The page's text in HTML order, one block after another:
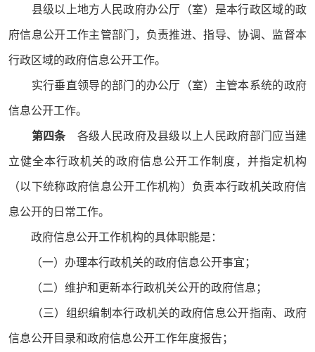
县级以上地方人民政府办公厅（室）是本行政区域的政
府信息公开工作主管部门，负责推进、指导、协调、监督本
行政区域的政府信息公开工作。
实行垂直领导的部门的办公厅（室）主管本系统的政府
信息公开工作。
第四条各级人民政府及县级以上人民政府部门应当建
立健全本行政机关的政府信息公开工作制度，并指定机构
（以下统称政府信息公开工作机构）负责本行政机关政府信
息公开的日常工作。
政府信息公开工作机构的具体职能是：
（一）办理本行政机关的政府信息公开事宜；
（二）维护和更新本行政机关公开的政府信息；
（三）组织编制本行政机关的政府信息公开指南、政府
信息公开目录和政府信息公开工作年度报告；